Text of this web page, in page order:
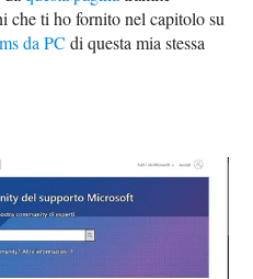
che ti ho fornito nel capitolo su
da PC di questa mia stessa